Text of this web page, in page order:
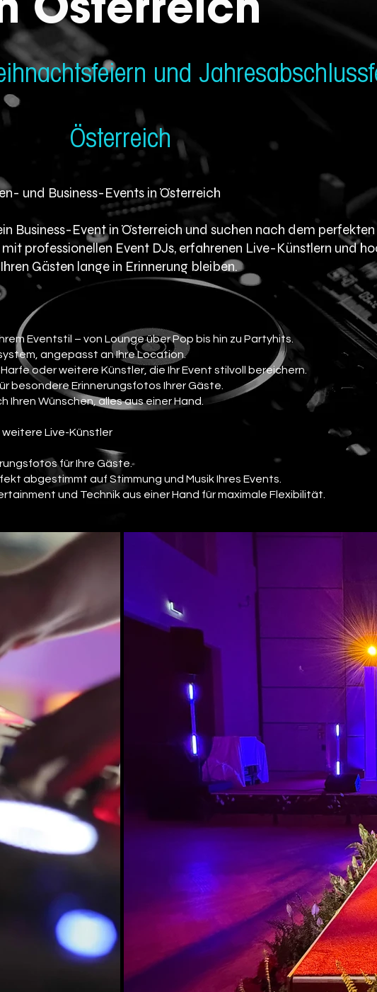
und
Österreich
und Business-Events in Österreich
Business-Event in Österreich und suchen nach dem perfekten
professionellen Event DJs, erfahrenen Live-Künstlern und
Gästen lange in Erinnerung bleiben.
Eventstil – von Lounge über Pop bis hin zu Partyhits.
angepasst an Ihre Location.
oder weitere Künstler, die Ihr Event stilvoll bereichern.
besondere Erinnerungsfotos Ihrer Gäste.
Ihren Wünschen, alles aus einer Hand.
weitere Live-Künstler
für Ihre Gäste.
abgestimmt auf Stimmung und Musik Ihres Events.
und Technik aus einer Hand für maximale Flexibilität.